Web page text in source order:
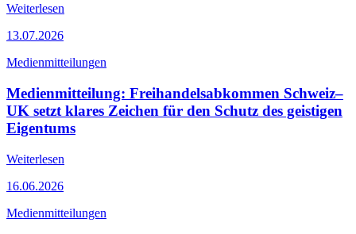
Weiterlesen
13.07.2026
Medienmitteilungen
Medienmitteilung: Freihandelsabkommen Schweiz–
UK setzt klares Zeichen für den Schutz des geistigen
Eigentums
Weiterlesen
16.06.2026
Medienmitteilungen